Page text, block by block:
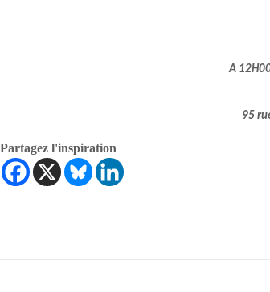
A
95
Partagez l'inspiration